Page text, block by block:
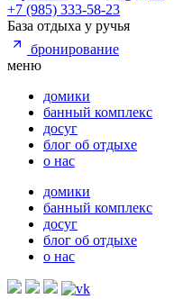
+7 (985) 333-58-23
База отдыха у ручья
бронирование
меню
домики
банный комплекс
досуг
блог об отдыхе
о нас
домики
банный комплекс
досуг
блог об отдыхе
о нас